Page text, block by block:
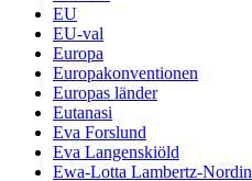
EU
EU-val
Europa
Europakonventionen
Europas länder
Eutanasi
Eva Forslund
Eva Langenskiöld
Ewa-Lotta Lambertz-Nordin